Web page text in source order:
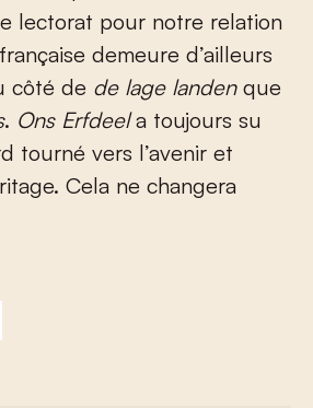
lectorat pour notre relation
demeure d’ailleurs
côté de de lage landenque
. Ons Erfdeela toujours su
tourné vers l’avenir et
Cela ne changera